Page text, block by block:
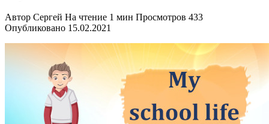
Автор Сергей На чтение 1 мин Просмотров 433
Опубликовано 15.02.2021